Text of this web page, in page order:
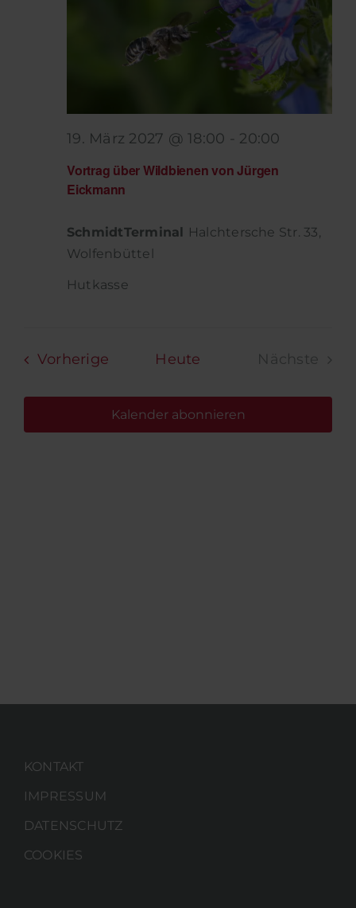
Vortrag über Wildbienen von Jürgen
Eickmann
19. März 2027 @ 18:00 - 20:00
SchmidtTerminal Halchtersche Str. 33,
Wolfenbüttel
Hutkasse
Vorherige Veranstaltungen
Heute
Nächste
Kalender abonnieren
KONTAKT
IMPRESSUM
DATENSCHUTZ
COOKIES